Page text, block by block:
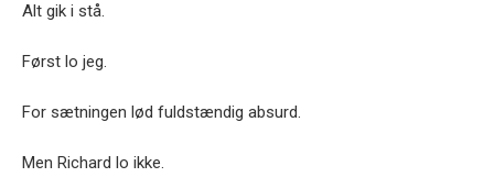
Alt gik i stå.
Først lo jeg.
For sætningen lød fuldstændig absurd.
Men Richard lo ikke.